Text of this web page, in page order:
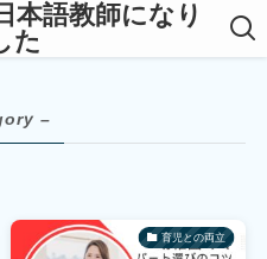
本語教師になり
た
–
育児との両立